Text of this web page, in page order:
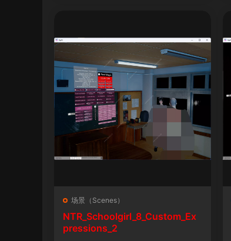
场景（Scenes）
NTR_Schoolgirl_8_Custom_Ex
pressions_2